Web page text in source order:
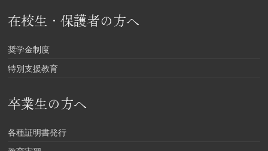
在校生・保護者の方へ
奨学金制度
特別支援教育
卒業生の方へ
各種証明書発行